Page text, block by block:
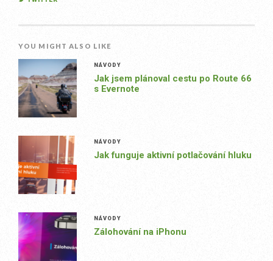
YOU MIGHT ALSO LIKE
NÁVODY
Jak jsem plánoval cestu po Route 66
s Evernote
NÁVODY
Jak funguje aktivní potlačování hluku
NÁVODY
Zálohování na iPhonu